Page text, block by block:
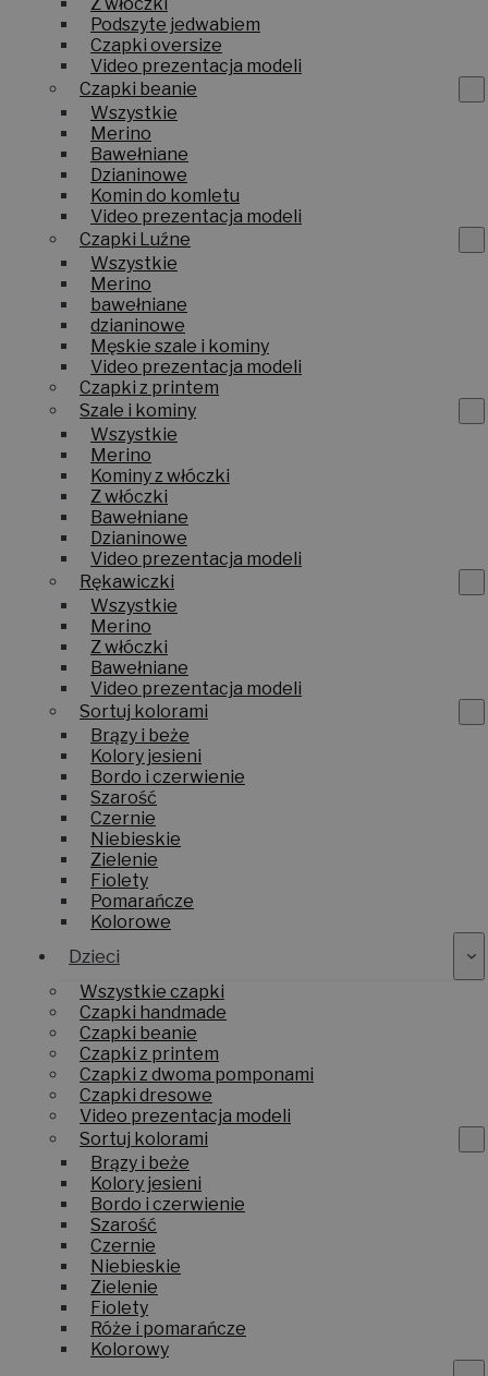
Podszyte jedwabiem
Czapki oversize
Video prezentacja modeli
Czapki beanie
Wszystkie
Merino
Bawełniane
Dzianinowe
Komin do komletu
Video prezentacja modeli
Czapki Luźne
Wszystkie
Merino
bawełniane
dzianinowe
Męskie szale i kominy
Video prezentacja modeli
Czapki z printem
Szale i kominy
Wszystkie
Merino
Kominy z włóczki
Z włóczki
Bawełniane
Dzianinowe
Video prezentacja modeli
Rękawiczki
Wszystkie
Merino
Z włóczki
Bawełniane
Video prezentacja modeli
Sortuj kolorami
Brązy i beże
Kolory jesieni
Bordo i czerwienie
Szarość
Czernie
Niebieskie
Zielenie
Fiolety
Pomarańcze
Kolorowe
Dzieci
Wszystkie czapki
Czapki handmade
Czapki beanie
Czapki z printem
Czapki z dwoma pomponami
Czapki dresowe
Video prezentacja modeli
Sortuj kolorami
Brązy i beże
Kolory jesieni
Bordo i czerwienie
Szarość
Czernie
Niebieskie
Zielenie
Fiolety
Róże i pomarańcze
Kolorowy